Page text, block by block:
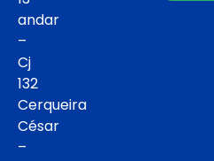
andar
–
Cj
132
Cerqueira
César
–